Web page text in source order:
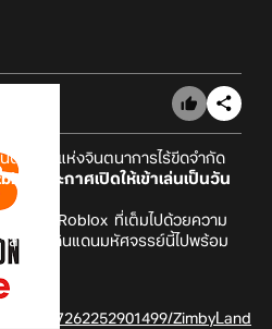
ดินแดนแห่งจินตนาการไร้ขีดจำกัด
ประกาศเปิดให้เข้าเล่นเป็นวัน
ฟอร์ม Roblox ที่เต็มไปด้วยความ
าสำรวจดินแดนมหัศจรรย์นี้ไปพร้อม
137262252901499/ZimbyLand